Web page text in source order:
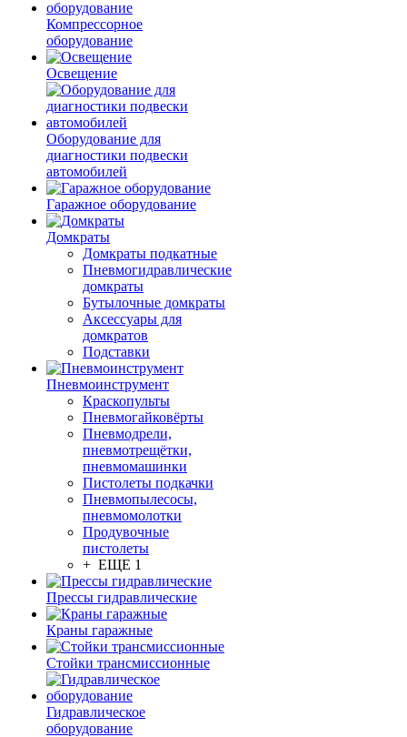
Компрессорное
оборудование
Освещение
Оборудование для
диагностики подвески
автомобилей
Гаражное оборудование
Домкраты
Домкраты подкатные
Пневмогидравлические
домкраты
Бутылочные домкраты
Аксессуары для
домкратов
Подставки
Пневмоинструмент
Краскопульты
Пневмогайковёрты
Пневмодрели,
пневмотрещётки,
пневмомашинки
Пистолеты подкачки
Пневмопылесосы,
пневмомолотки
Продувочные
пистолеты
+ ЕЩЕ 1
Прессы гидравлические
Краны гаражные
Стойки трансмиссионные
Гидравлическое
оборудование